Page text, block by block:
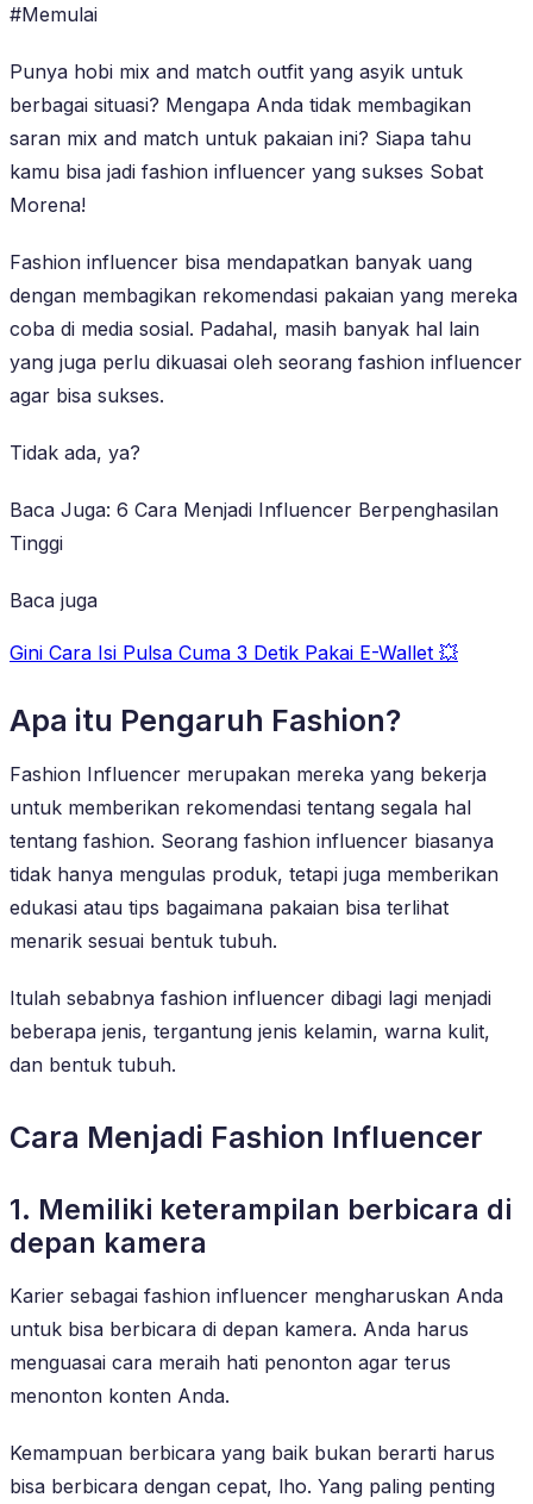
#Memulai
Punya hobi mix and match outfit yang asyik untuk
berbagai situasi? Mengapa Anda tidak membagikan
saran mix and match untuk pakaian ini? Siapa tahu
kamu bisa jadi fashion influencer yang sukses Sobat
Morena!
Fashion influencer bisa mendapatkan banyak uang
dengan membagikan rekomendasi pakaian yang mereka
coba di media sosial. Padahal, masih banyak hal lain
yang juga perlu dikuasai oleh seorang fashion influencer
agar bisa sukses.
Tidak ada, ya?
Baca Juga: 6 Cara Menjadi Influencer Berpenghasilan
Tinggi
Baca juga
Gini Cara Isi Pulsa Cuma 3 Detik Pakai E-Wallet 💥
Apa itu Pengaruh Fashion?
Fashion Influencer merupakan mereka yang bekerja
untuk memberikan rekomendasi tentang segala hal
tentang fashion. Seorang fashion influencer biasanya
tidak hanya mengulas produk, tetapi juga memberikan
edukasi atau tips bagaimana pakaian bisa terlihat
menarik sesuai bentuk tubuh.
Itulah sebabnya fashion influencer dibagi lagi menjadi
beberapa jenis, tergantung jenis kelamin, warna kulit,
dan bentuk tubuh.
Cara Menjadi Fashion Influencer
1. Memiliki keterampilan berbicara di
depan kamera
Karier sebagai fashion influencer mengharuskan Anda
untuk bisa berbicara di depan kamera. Anda harus
menguasai cara meraih hati penonton agar terus
menonton konten Anda.
Kemampuan berbicara yang baik bukan berarti harus
bisa berbicara dengan cepat, lho. Yang paling penting